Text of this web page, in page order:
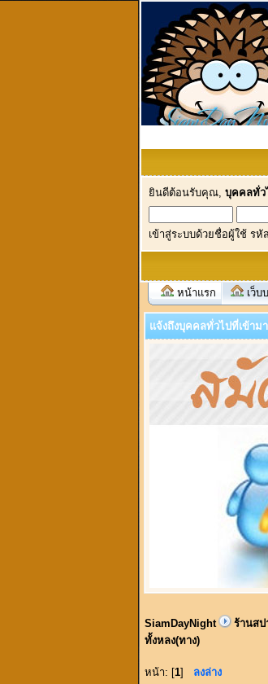
ยินดีต้อนรับคุณ, บุคคลทั่ว
เข้าสู่ระบบด้วยชื่อผู้ใช้ รหั
หน้าแรก เว็บ
แจ้งถึงบุคคลทั่วไปที่เข้ามา
SiamDayNight ร้านสป
ทั้งหลง(ทาง)
หน้า: [1] ลงล่าง